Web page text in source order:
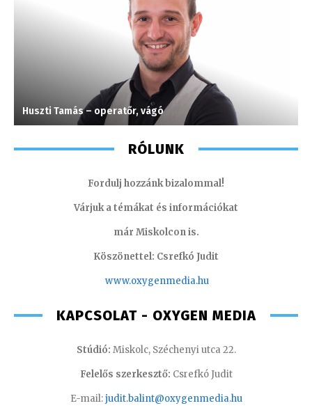
Huszti Tamás – operatőr, vágó
RÓLUNK
Fordulj hozzánk bizalommal!
Várjuk a témákat és információkat
már Miskolcon is.
Köszönettel: Csrefkó Judit
www.oxygenmedia.hu
KAPCSOLAT - OXYGEN MEDIA
Stúdió: Miskolc, Széchenyi utca 22.
Felelős szerkesztő: Csrefkó Judit
E-mail:judit.balint@oxygenmedia.hu